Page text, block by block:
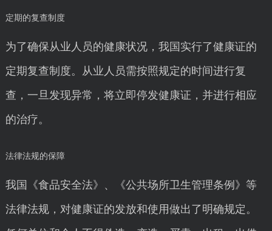
定期的复查制度
为了确保从业人员的健康状况，我国实行了健康证的
定期复查制度。从业人员需按照规定的时间进行复
查，一旦发现异常，将立即停发健康证，并进行相应
的治疗。
法律法规的保障
我国《食品安全法》、《公共场所卫生管理条例》等
法律法规，对健康证的发放和使用做出了明确规定。